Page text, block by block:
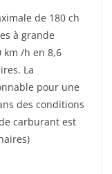
de 180 ch
à grande
km /h en 8,6
La
pour une
des conditions
carburant est